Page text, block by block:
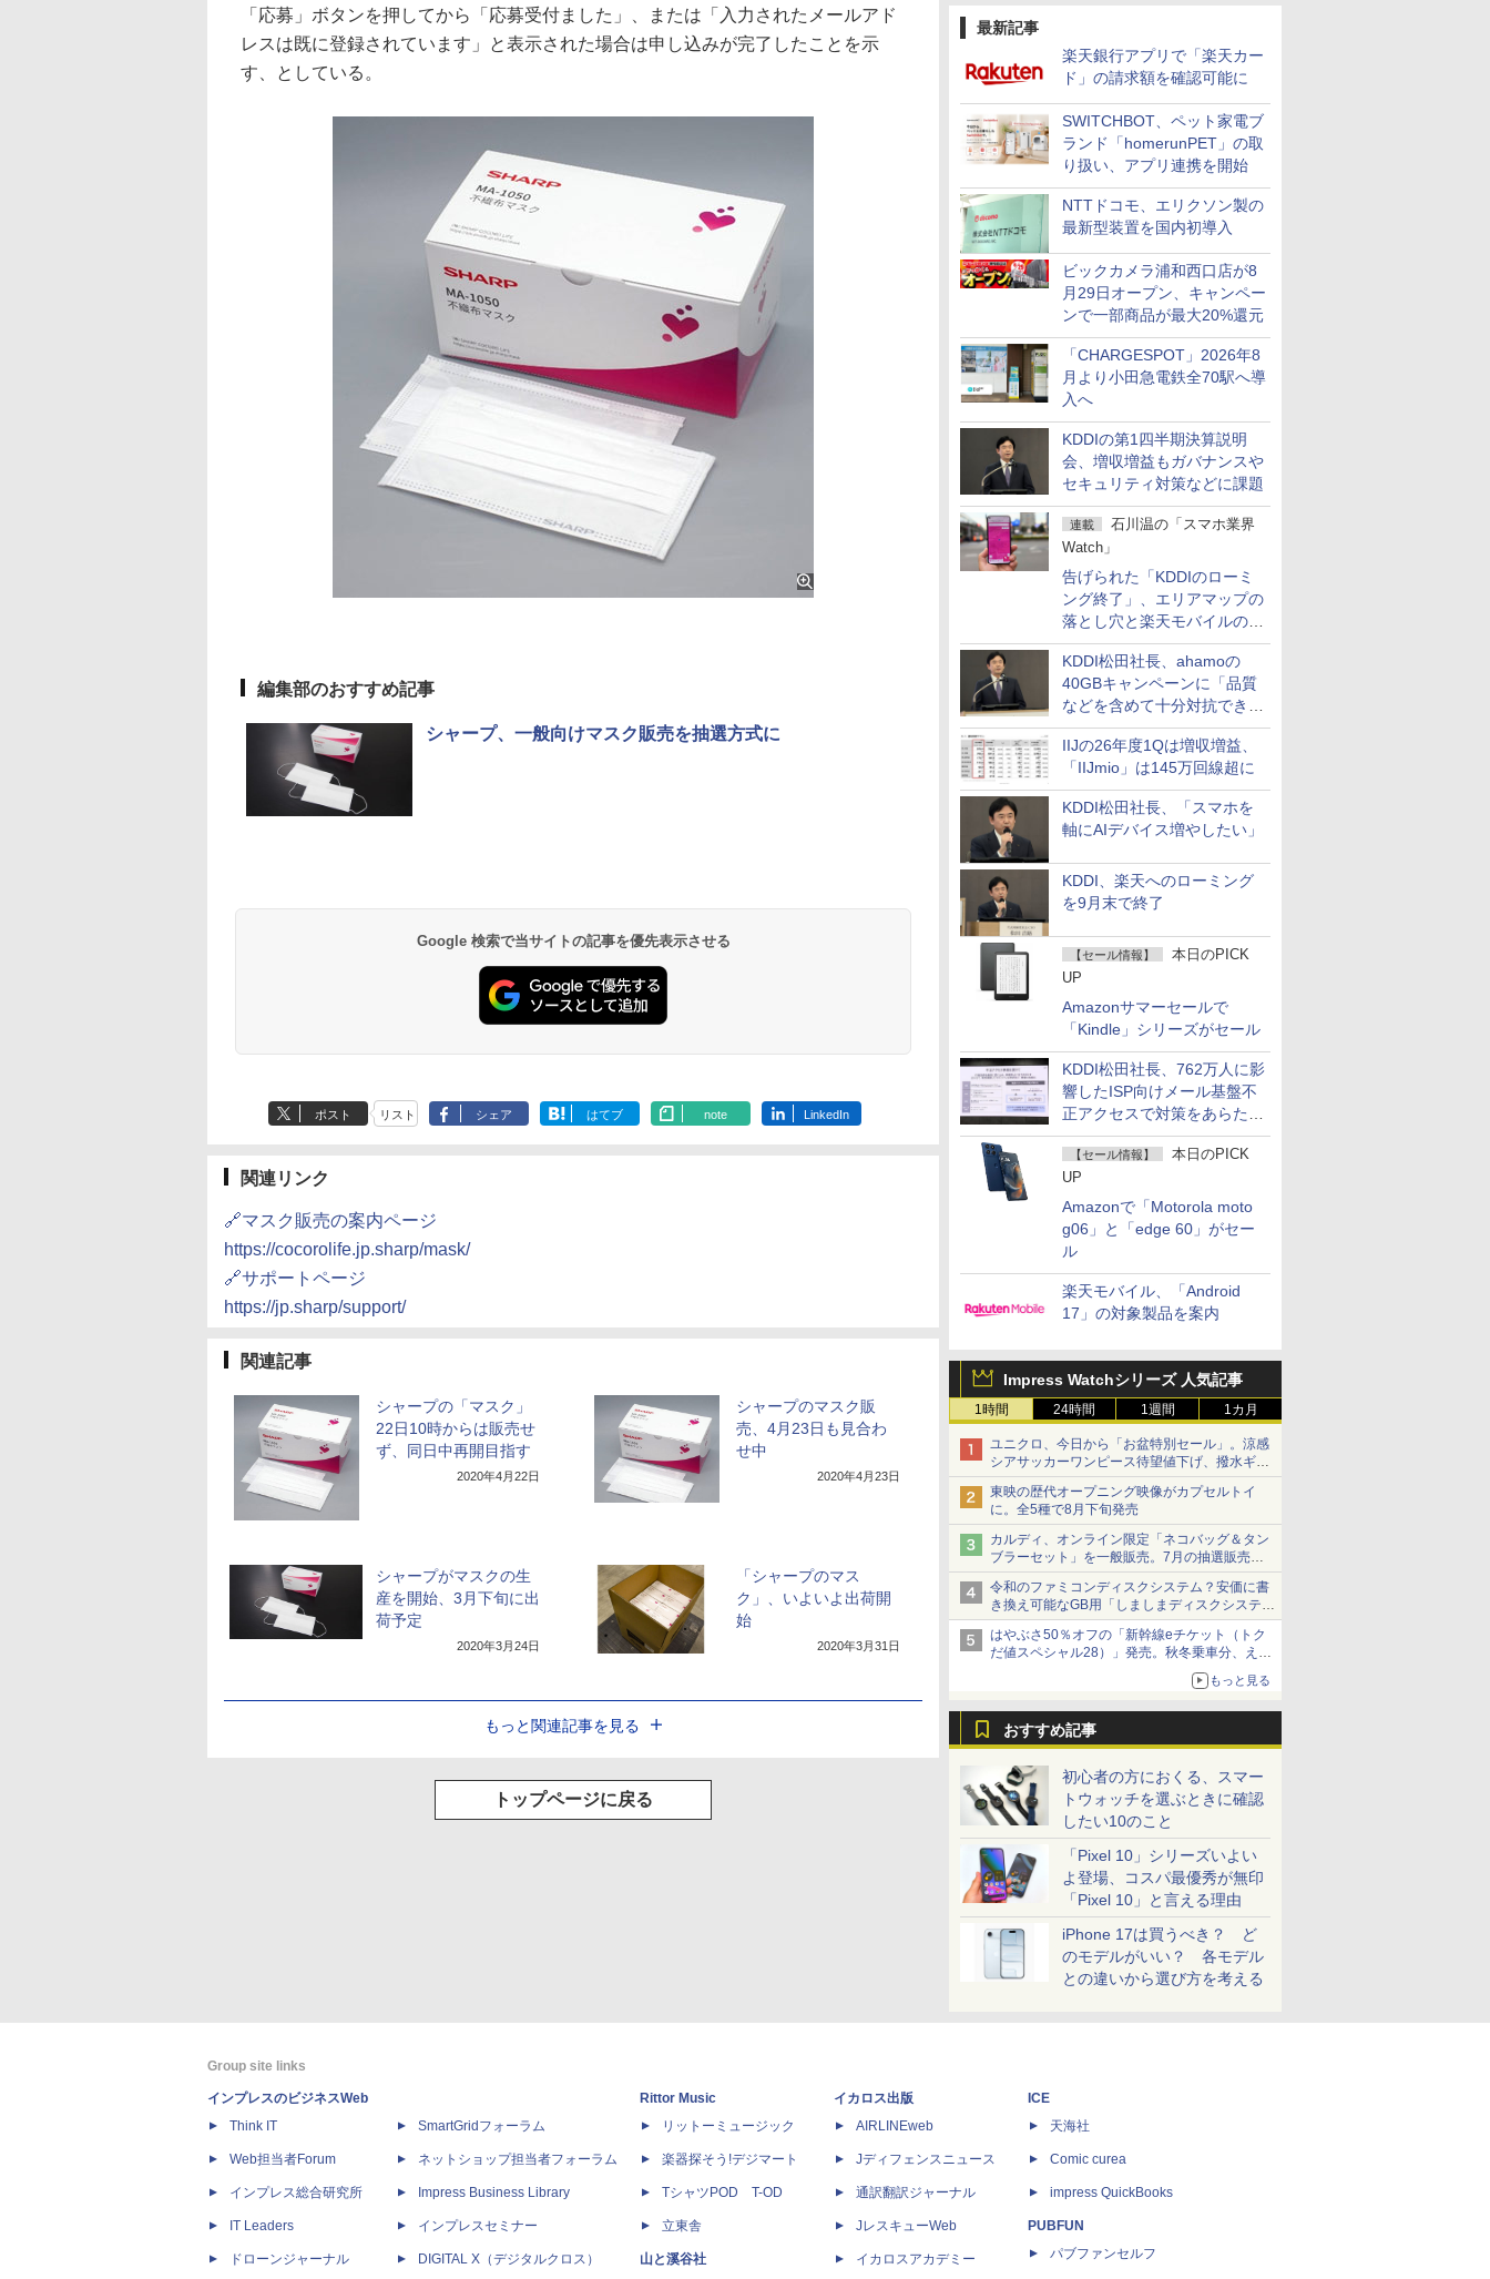
最新記事
楽天銀行アプリで「楽天カー
ド」の請求額を確認可能に
SWITCHBOT、ペット家電ブ
ランド「homerunPET」の取
り扱い、アプリ連携を開始
NTTドコモ、エリクソン製の
最新型装置を国内初導入
ビックカメラ浦和西口店が8
月29日オープン、キャンペー
ンで一部商品が最大20%還元
「CHARGESPOT」2026年8
月より小田急電鉄全70駅へ導
入へ
KDDIの第1四半期決算説明
会、増収増益もガバナンスや
セキュリティ対策などに課題
連載
石川温の「スマホ業界
Watch」
告げられた「KDDIのローミ
ング終了」、エリアマップの
落とし穴と楽天モバイルの課
題
KDDI松田社長、ahamoの
40GBキャンペーンに「品質
などを含めて十分対抗でき
る」
IIJの26年度1Qは増収増益、
「IIJmio」は145万回線超に
KDDI松田社長、「スマホを
軸にAIデバイス増やしたい」
KDDI、楽天へのローミング
を9月末で終了
【セール情報】
本日のPICK
UP
Amazonサマーセールで
「Kindle」シリーズがセール
KDDI松田社長、762万人に影
響したISP向けメール基盤不
正アクセスで対策をあらため
て説明
【セール情報】
本日のPICK
UP
Amazonで「Motorola moto
g06」と「edge 60」がセー
ル
楽天モバイル、「Android
17」の対象製品を案内
Impress Watchシリーズ 人気記事
1時間 24時間 1週間 1カ月
ユニクロ、今日から「お盆特別セール」。涼感
シアサッカーワンピース待望値下げ、撥水ギア
ショーツは1990円に
東映の歴代オープニング映像がカプセルトイ
に。全5種で8月下旬発売
カルディ、オンライン限定「ネコバッグ＆タン
ブラーセット」を一般販売。7月の抽選販売の
当選無効分
令和のファミコンディスクシステム？安価に書
き換え可能なGB用「しましまディスクシステ
ム」
はやぶさ50％オフの「新幹線eチケット（トク
だ値スペシャル28）」発売。秋冬乗車分、えき
もっと見る
おすすめ記事
初心者の方におくる、スマー
トウォッチを選ぶときに確認
したい10のこと
「Pixel 10」シリーズいよい
よ登場、コスパ最優秀が無印
「Pixel 10」と言える理由
iPhone 17は買うべき？ ど
のモデルがいい？ 各モデル
との違いから選び方を考える
「応募」ボタンを押してから「応募受付ました」、または「入力されたメールアド
レスは既に登録されています」と表示された場合は申し込みが完了したことを示
す、としている。
編集部のおすすめ記事
シャープ、一般向けマスク販売を抽選方式に
Google 検索で当サイトの記事を優先表示させる
ポスト リスト シェア はてブ note LinkedIn
関連リンク
🔗マスク販売の案内ページ
https://cocorolife.jp.sharp/mask/
🔗サポートページ
https://jp.sharp/support/
関連記事
シャープの「マスク」
22日10時からは販売せ
ず、同日中再開目指す
2020年4月22日
シャープのマスク販
売、4月23日も見合わ
せ中
2020年4月23日
シャープがマスクの生
産を開始、3月下旬に出
荷予定
2020年3月24日
「シャープのマス
ク」、いよいよ出荷開
始
2020年3月31日
もっと関連記事を見る
トップページに戻る
Group site links
インプレスのビジネスWeb
Think IT
Web担当者Forum
インプレス総合研究所
IT Leaders
ドローンジャーナル
SmartGridフォーラム
ネットショップ担当者フォーラム
Impress Business Library
インプレスセミナー
DIGITAL X（デジタルクロス）
Rittor Music
リットーミュージック
楽器探そう!デジマート
TシャツPOD T-OD
立東舎
山と溪谷社
イカロス出版
AIRLINEweb
Jディフェンスニュース
通訳翻訳ジャーナル
JレスキューWeb
イカロスアカデミー
ICE
天海社
Comic curea
impress QuickBooks
PUBFUN
パブファンセルフ